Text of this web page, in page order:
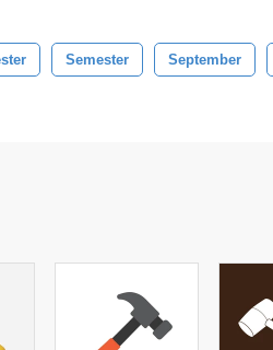
Semester September